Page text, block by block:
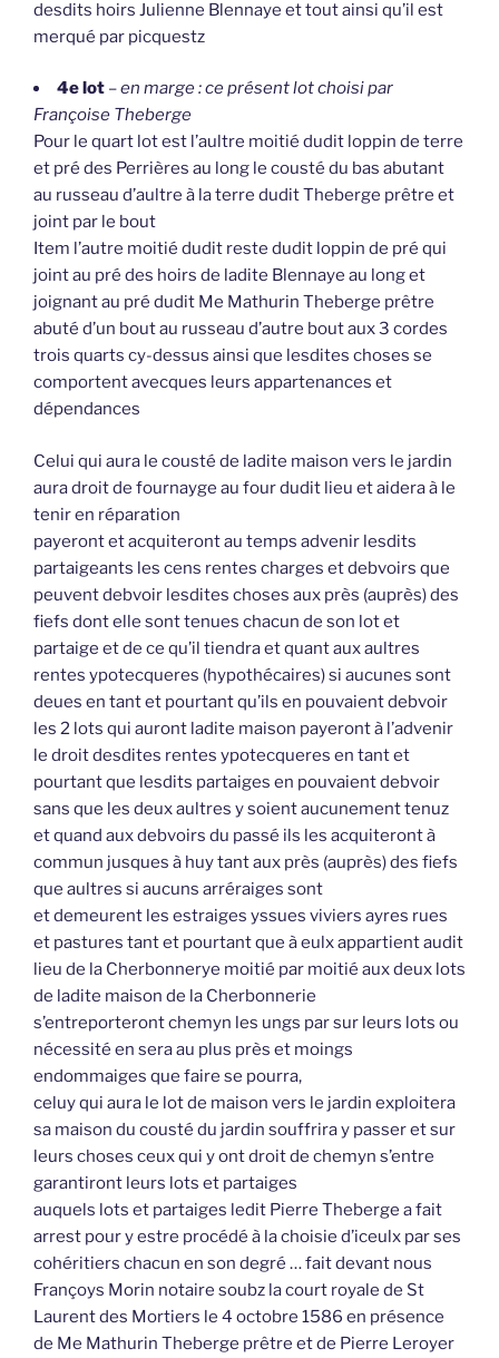
desdits hoirs Julienne Blennaye et tout ainsi qu’il est
merqué par picquestz
4e lot –en marge : ce présent lot choisi par
Françoise Theberge
Pour le quart lot est l’aultre moitié dudit loppin de terre
et pré des Perrières au long le cousté du bas abutant
au russeau d’aultre à la terre dudit Theberge prêtre et
joint par le bout
Item l’autre moitié dudit reste dudit loppin de pré qui
joint au pré des hoirs de ladite Blennaye au long et
joignant au pré dudit Me Mathurin Theberge prêtre
abuté d’un bout au russeau d’autre bout aux 3 cordes
trois quarts cy-dessus ainsi que lesdites choses se
comportent avecques leurs appartenances et
dépendances
Celui qui aura le cousté de ladite maison vers le jardin
aura droit de fournayge au four dudit lieu et aidera à le
tenir en réparation
payeront et acquiteront au temps advenir lesdits
partaigeants les cens rentes charges et debvoirs que
peuvent debvoir lesdites choses aux près (auprès) des
fiefs dont elle sont tenues chacun de son lot et
partaige et de ce qu’il tiendra et quant aux aultres
rentes ypotecqueres (hypothécaires) si aucunes sont
deues en tant et pourtant qu’ils en pouvaient debvoir
les 2 lots qui auront ladite maison payeront à l’advenir
le droit desdites rentes ypotecqueres en tant et
pourtant que lesdits partaiges en pouvaient debvoir
sans que les deux aultres y soient aucunement tenuz
et quand aux debvoirs du passé ils les acquiteront à
commun jusques à huy tant aux près (auprès) des fiefs
que aultres si aucuns arréraiges sont
et demeurent les estraiges yssues viviers ayres rues
et pastures tant et pourtant que à eulx appartient audit
lieu de la Cherbonnerye moitié par moitié aux deux lots
de ladite maison de la Cherbonnerie
s’entreporteront chemyn les ungs par sur leurs lots ou
nécessité en sera au plus près et moings
endommaiges que faire se pourra,
celuy qui aura le lot de maison vers le jardin exploitera
sa maison du cousté du jardin souffrira y passer et sur
leurs choses ceux qui y ont droit de chemyn s’entre
garantiront leurs lots et partaiges
auquels lots et partaiges ledit Pierre Theberge a fait
arrest pour y estre procédé à la choisie d’iceulx par ses
cohéritiers chacun en son degré … fait devant nous
Françoys Morin notaire soubz la court royale de St
Laurent des Mortiers le 4 octobre 1586 en présence
de Me Mathurin Theberge prêtre et de Pierre Leroyer